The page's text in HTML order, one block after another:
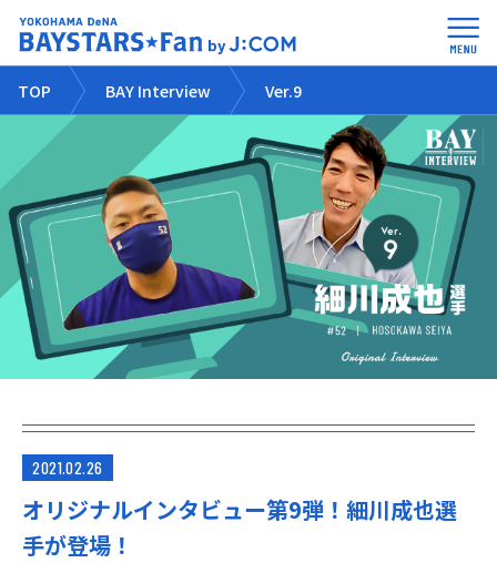
TOP BAY Interview Ver.9
2021.02.26
オリジナルインタビュー第9弾！細川成也選
手が登場！